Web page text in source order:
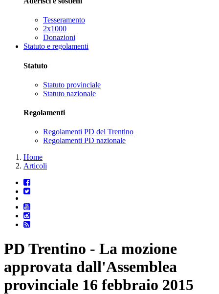
Tesseramento
2x1000
Donazioni
Statuto e regolamenti
Statuto
Statuto provinciale
Statuto nazionale
Regolamenti
Regolamenti PD del Trentino
Regolamenti PD nazionale
Home
Articoli
PD Trentino - La mozione
approvata dall'Assemblea
provinciale 16 febbraio 2015